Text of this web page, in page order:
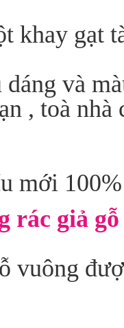
khay gạt
và
, toà
mới 100%
rác giả
vuông